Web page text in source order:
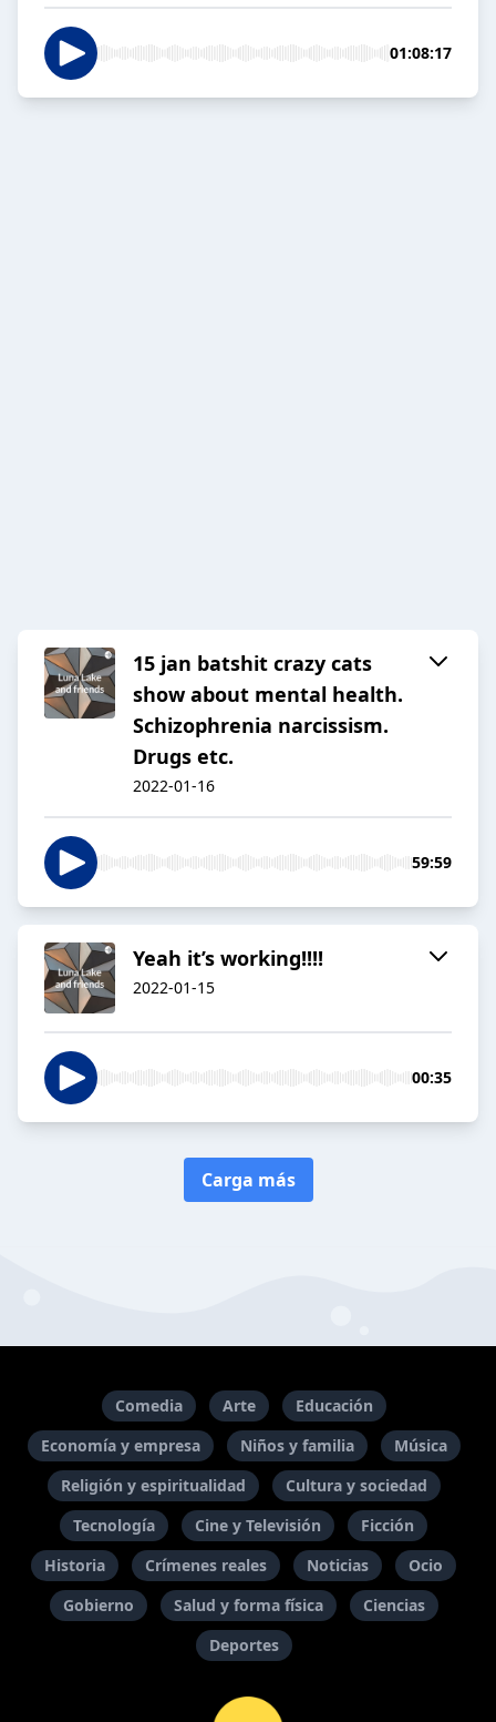
01:08:17
15 jan batshit crazy cats
show about mental health.
Schizophrenia narcissism.
Drugs etc.
2022-01-16
59:59
Yeah it’s working!!!!
2022-01-15
00:35
Carga más
Comedia Arte
Educación
Economía y empresa
Niños y familia
Música
Religión y espiritualidad
Cultura y sociedad
Tecnología
Cine y Televisión
Ficción
Historia
Crímenes reales Noticias
Ocio
Gobierno
Salud y forma física
Ciencias
Deportes